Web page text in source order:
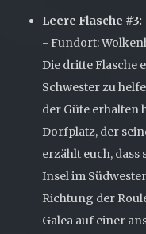
Leere Flasche #3:
- Fundort:
Die dritte Flasche
Schwester zu
der Güte erhalten
Dorfplatz, der
erzählt euch, dass
Insel im
Richtung der
Galea auf einer